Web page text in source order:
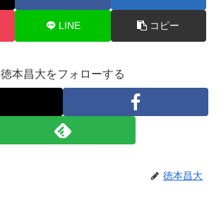
LINE コピー
徳本昌大をフォローする
徳本昌大